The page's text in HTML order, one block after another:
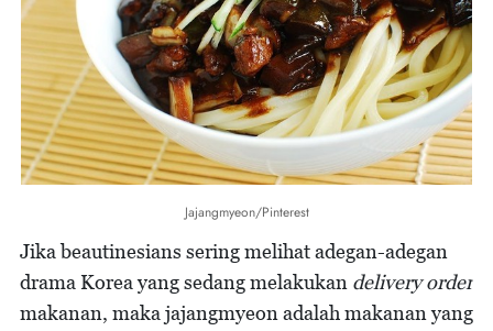
Jajangmyeon/Pinterest
Jika beautinesians sering melihat adegan-adegan
drama Korea yang sedang melakukan delivery order
makanan, maka jajangmyeon adalah makanan yang